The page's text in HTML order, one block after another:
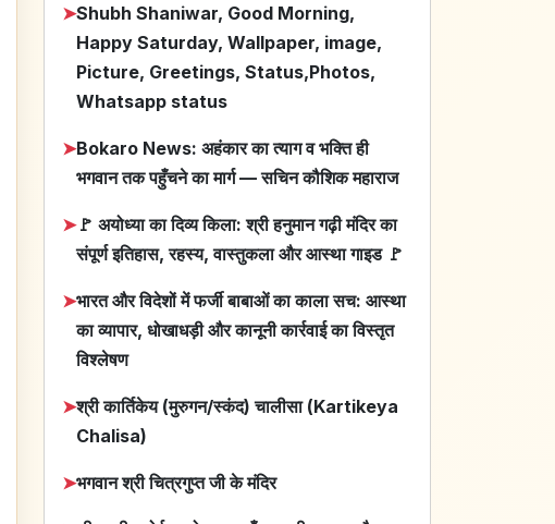
➤Shubh Shaniwar, Good Morning,
Happy Saturday, Wallpaper, image,
Picture, Greetings, Status,Photos,
Whatsapp status
➤Bokaro News: अहंकार का त्याग व भक्ति ही
भगवान तक पहुँचने का मार्ग — सचिन कौशिक महाराज
➤🚩 अयोध्या का दिव्य किला: श्री हनुमान गढ़ी मंदिर का
संपूर्ण इतिहास, रहस्य, वास्तुकला और आस्था गाइड 🚩
➤भारत और विदेशों में फर्जी बाबाओं का काला सच: आस्था
का व्यापार, धोखाधड़ी और कानूनी कार्रवाई का विस्तृत
विश्लेषण
➤श्री कार्तिकेय (मुरुगन/स्कंद) चालीसा (Kartikeya
Chalisa)
➤भगवान श्री चित्रगुप्त जी के मंदिर